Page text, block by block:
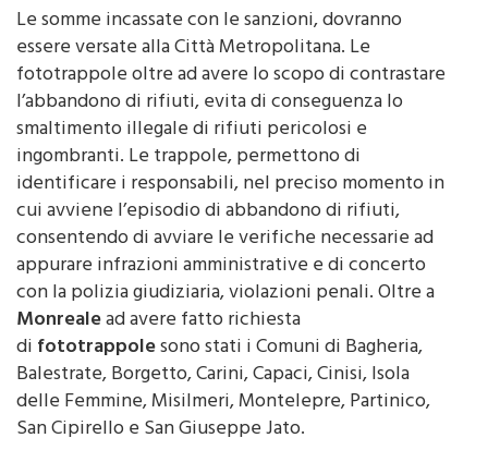
Le somme incassate con le sanzioni, dovranno
essere versate alla Città Metropolitana. Le
fototrappole oltre ad avere lo scopo di contrastare
l’abbandono di rifiuti, evita di conseguenza lo
smaltimento illegale di rifiuti pericolosi e
ingombranti. Le trappole, permettono di
identificare i responsabili, nel preciso momento in
cui avviene l’episodio di abbandono di rifiuti,
consentendo di avviare le verifiche necessarie ad
appurare infrazioni amministrative e di concerto
con la polizia giudiziaria, violazioni penali. Oltre a
Monrealead avere fatto richiesta
difototrappolesono stati i Comuni di Bagheria,
Balestrate, Borgetto, Carini, Capaci, Cinisi, Isola
delle Femmine, Misilmeri, Montelepre, Partinico,
San Cipirello e San Giuseppe Jato.